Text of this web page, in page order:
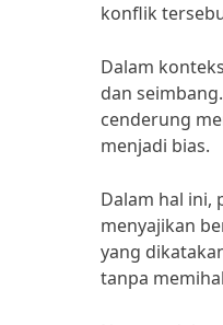
konflik
Dalam
dan
cenderung
menjadi bias.
Dalam hal ini,
menyajikan
yang
tanpa